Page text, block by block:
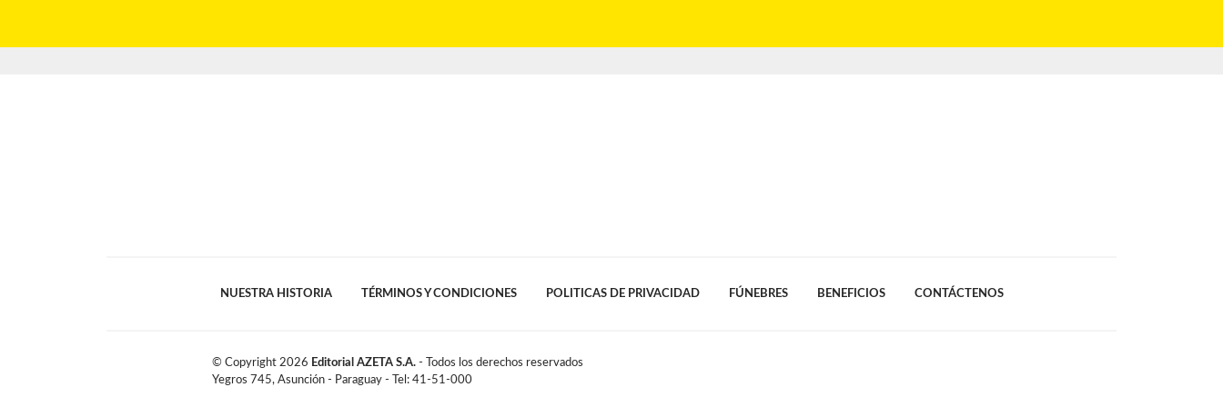
NUESTRA HISTORIA TÉRMINOS Y CONDICIONES POLITICAS DE PRIVACIDAD FÚNEBRES BENEFICIOS CONTÁCTENOS
© Copyright 2026 Editorial AZETA S.A. - Todos los derechos reservados
Yegros 745, Asunción - Paraguay - Tel: 41-51-000